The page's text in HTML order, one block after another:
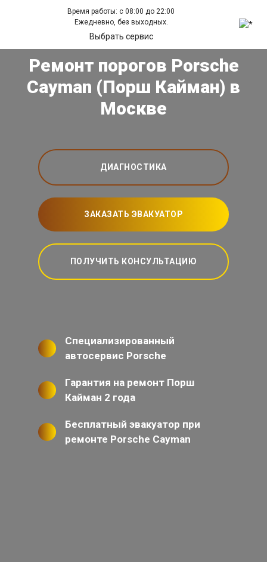
Время работы: с 08:00 до 22:00
Ежедневно, без выходных.
Выбрать сервис
Ремонт порогов Porsche
Cayman (Порш Кайман) в
Москве
ДИАГНОСТИКА
ЗАКАЗАТЬ ЭВАКУАТОР
ПОЛУЧИТЬ КОНСУЛЬТАЦИЮ
Специализированный
автосервис Porsche
Гарантия на ремонт Порш
Кайман 2 года
Бесплатный эвакуатор при
ремонте Porsche Cayman